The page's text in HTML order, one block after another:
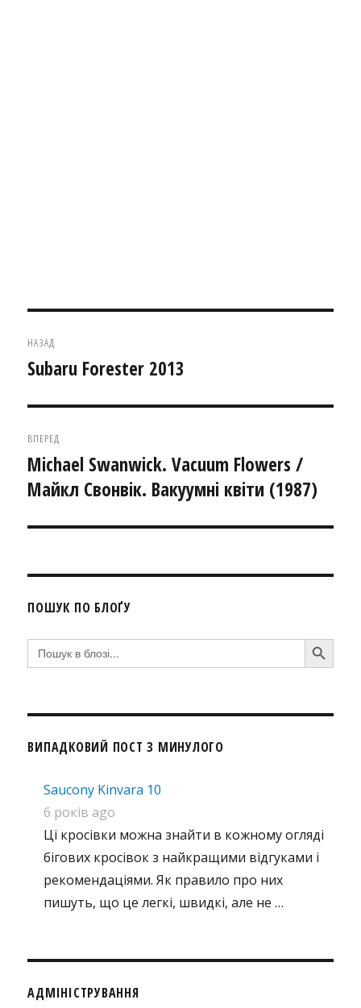
записів
НАЗАД
Попередній
Subaru Forester 2013
ВПЕРЕД
Наступний
запис:
Michael Swanwick. Vacuum Flowers /
Майкл Свонвік. Вакуумні квіти (1987)
ПОШУК ПО БЛОҐУ
Search
for:
SEARCH BUTTON
ВИПАДКОВИЙ ПОСТ З МИНУЛОГО
Saucony Kinvara 10
6 років ago
Ці кросівки можна знайти в кожному огляді
бігових кросівок з найкращими відгуками і
рекомендаціями. Як правило про них
пишуть, що це легкі, швидкі, але не …
АДМІНІСТРУВАННЯ